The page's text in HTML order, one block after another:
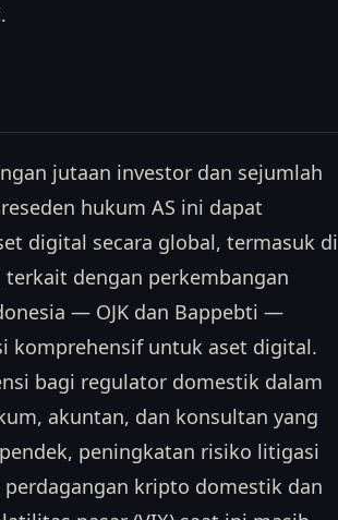
jutaan investor dan sejumlah
hukum AS ini dapat
digital secara global, termasuk di
dengan perkembangan
— OJK dan Bappebti —
komprehensif untuk aset digital.
bagi regulator domestik dalam
akuntan, dan konsultan yang
peningkatan risiko litigasi
kripto domestik dan